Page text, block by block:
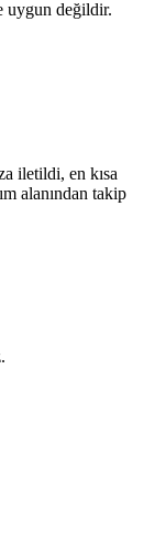
uygun değildir.
iletildi, en kısa
alanından takip